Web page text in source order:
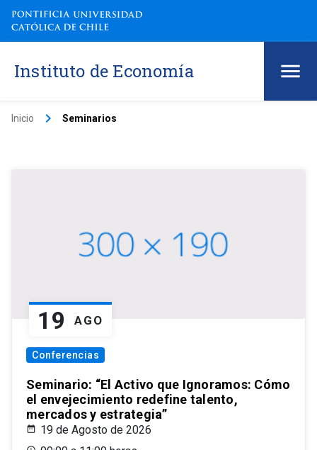
Instituto de Economía
Inicio keyboard_arrow_right Seminarios
19 AGO
Conferencias
Seminario: “El Activo que Ignoramos: Cómo
el envejecimiento redefine talento,
mercados y estrategia”
19 de Agosto de 2026